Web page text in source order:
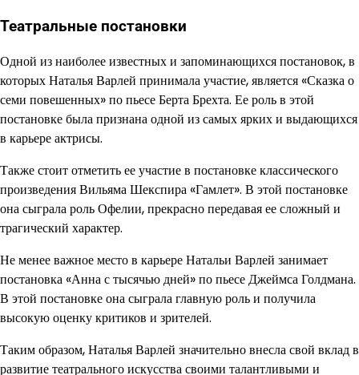
Театральные постановки
Одной из наиболее известных и запоминающихся постановок, в
которых Наталья Варлей принимала участие, является «Сказка о
семи повешенных» по пьесе Берта Брехта. Ее роль в этой
постановке была признана одной из самых ярких и выдающихся
в карьере актрисы.
Также стоит отметить ее участие в постановке классического
произведения Вильяма Шекспира «Гамлет». В этой постановке
она сыграла роль Офелии, прекрасно передавая ее сложный и
трагический характер.
Не менее важное место в карьере Натальи Варлей занимает
постановка «Анна с тысячью дней» по пьесе Джеймса Голдмана.
В этой постановке она сыграла главную роль и получила
высокую оценку критиков и зрителей.
Таким образом, Наталья Варлей значительно внесла свой вклад в
развитие театрального искусства своими талантливыми и